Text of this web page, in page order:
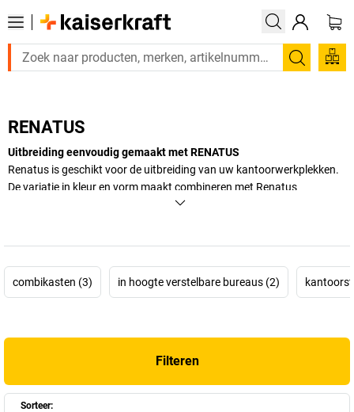
Zoeken
RENATUS
Uitbreiding eenvoudig gemaakt met RENATUS
Renatus is geschikt voor de uitbreiding van uw kantoorwerkplekken.
De variatie in kleur en vorm maakt combineren met Renatus
combikasten (3) in hoogte verstelbare bureaus (2)
Filteren
Sorteer: